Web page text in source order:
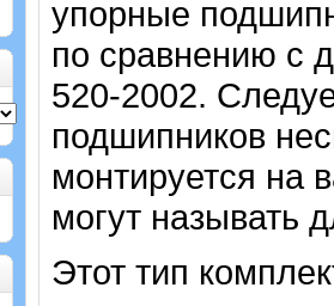
упорные
по сравнению с
520-2002.
подшипников
монтируется на
могут называть
Этот тип